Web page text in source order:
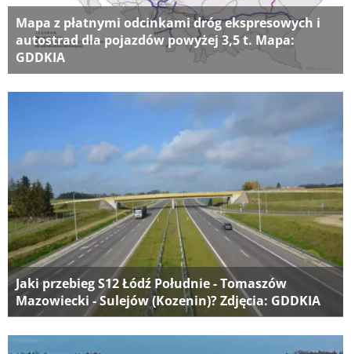
Mapa z płatnymi odcinkami dróg ekspresowych i
autostrad dla pojazdów powyżej 3,5 t. Mapa:
GDDKIA
Jaki przebieg S12 Łódź Południe - Tomaszów
Mazowiecki - Sulejów (Kozenin)? Zdjęcia: GDDKIA